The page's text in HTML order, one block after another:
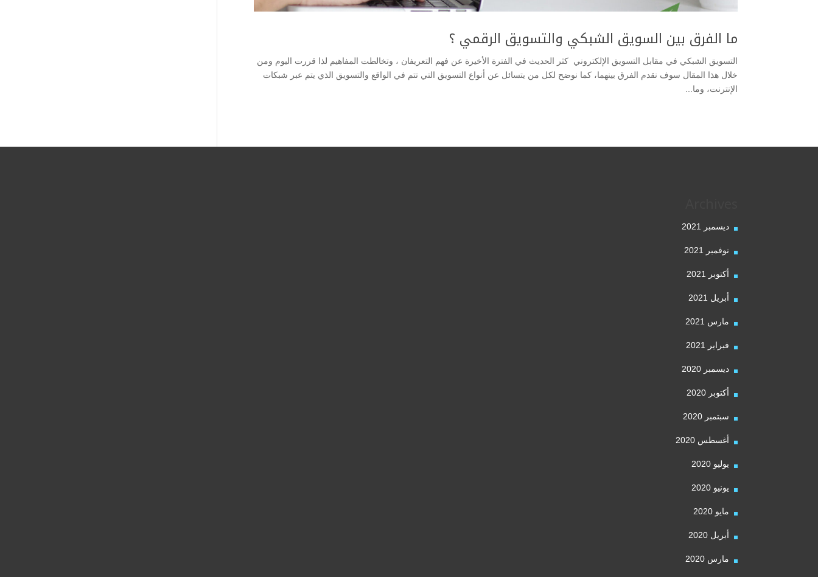
ما الفرق بين السويق الشبكي والتسويق الرقمي ؟
التسويق الشبكي في مقابل التسويق الإلكتروني كثر الحديث في الفترة الأخيرة عن فهم التعريفان ، وتخالطت المفاهيم لذا قررت اليوم ومن
خلال هذا المقال سوف نقدم الفرق بينهما، كما نوضح لكل من يتسائل عن أنواع التسويق التي تتم في الواقع والتسويق الذي يتم عبر شبكات
الإنترنت، وما...
ديسمبر 2021
نوفمبر 2021
أكتوبر 2021
أبريل 2021
مارس 2021
فبراير 2021
ديسمبر 2020
أكتوبر 2020
سبتمبر 2020
أغسطس 2020
يوليو 2020
يونيو 2020
مايو 2020
أبريل 2020
مارس 2020